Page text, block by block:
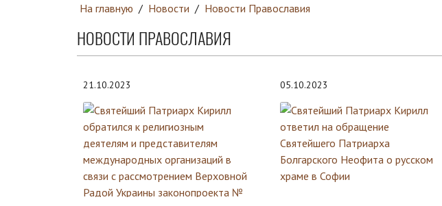
На главную / Новости / Новости Православия
НОВОСТИ ПРАВОСЛАВИЯ
21.10.2023 05.10.2023